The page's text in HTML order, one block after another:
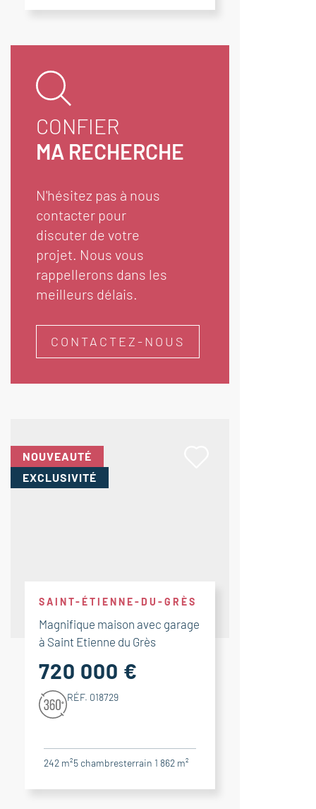
CONFIER
MA RECHERCHE
N'hésitez pas à nous
contacter pour
discuter de votre
projet. Nous vous
rappellerons dans les
meilleurs délais.
CONTACTEZ-NOUS
NOUVEAUTÉ
EXCLUSIVITÉ
SAINT-ÉTIENNE-DU-GRÈS
Magnifique maison avec garage
à Saint Etienne du Grès
720 000 €
RÉF. 018729
242 m²5 chambresterrain 1 862 m²